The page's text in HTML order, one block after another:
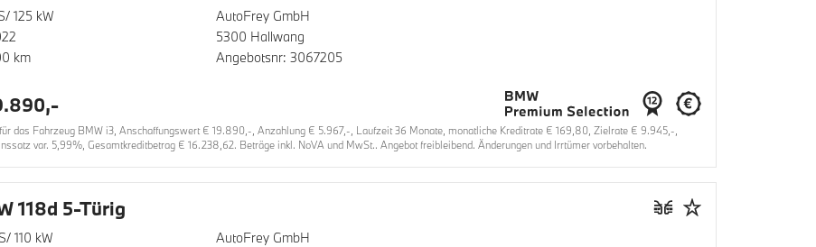
125 kW
km
AutoFrey GmbH
5300 Hallwang
Angebotsnr: 3067205
das Fahrzeug BMW i3, Anschaffungswert € 19.890,-, Anzahlung € 5.967,-, Laufzeit 36 Monate, monatliche Kreditrate € 169,80, Zielrate € 9.945,-,
var. 5,99%, Gesamtkreditbetrag € 16.238,62. Beträge inkl. NoVA und MwSt.. Angebot freibleibend. Änderungen und Irrtümer vorbehalten.
118d 5-Türig
110 kW
AutoFrey GmbH